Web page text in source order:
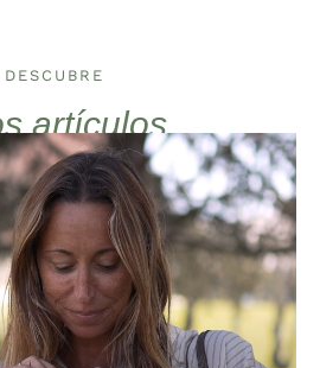
DESCUBRE
artículos